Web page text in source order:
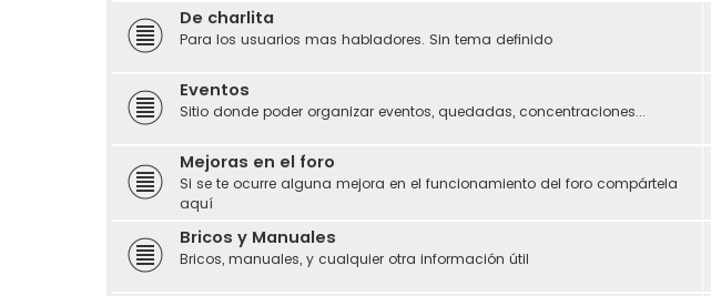
De charlita
Para los usuarios mas habladores. Sin tema definido
Eventos
Sitio donde poder organizar eventos, quedadas, concentraciones...
Mejoras en el foro
Si se te ocurre alguna mejora en el funcionamiento del foro compártela
aquí
Bricos y Manuales
Bricos, manuales, y cualquier otra información útil